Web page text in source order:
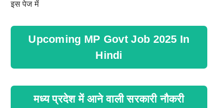
इस पेज में
Upcoming MP Govt Job 2025 In
Hindi
मध्य प्रदेश में आने वाली सरकारी नौकरी